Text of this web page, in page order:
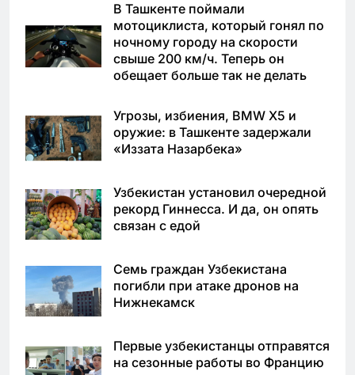
В Ташкенте поймали
мотоциклиста, который гонял по
ночному городу на скорости
свыше 200 км/ч. Теперь он
обещает больше так не делать
Угрозы, избиения, BMW X5 и
оружие: в Ташкенте задержали
«Иззата Назарбека»
Узбекистан установил очередной
рекорд Гиннесса. И да, он опять
связан с едой
Семь граждан Узбекистана
погибли при атаке дронов на
Нижнекамск
Первые узбекистанцы отправятся
на сезонные работы во Францию